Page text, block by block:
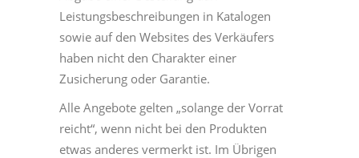
Leistungsbeschreibungen in Katalogen
sowie auf den Websites des Verkäufers
haben nicht den Charakter einer
Zusicherung oder Garantie.
Alle Angebote gelten „solange der Vorrat
reicht“, wenn nicht bei den Produkten
etwas anderes vermerkt ist. Im Übrigen